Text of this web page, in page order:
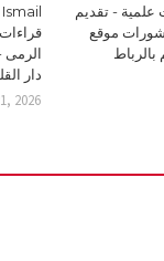
علمية - تقديم
موقع
بالرباط
الرمى
دار
2026